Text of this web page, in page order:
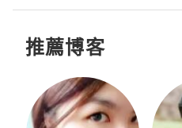
推薦博客